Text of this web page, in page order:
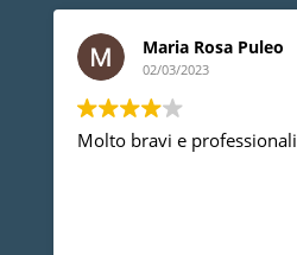
Maria Rosa Puleo
02/03/2023
Molto bravi e professionali